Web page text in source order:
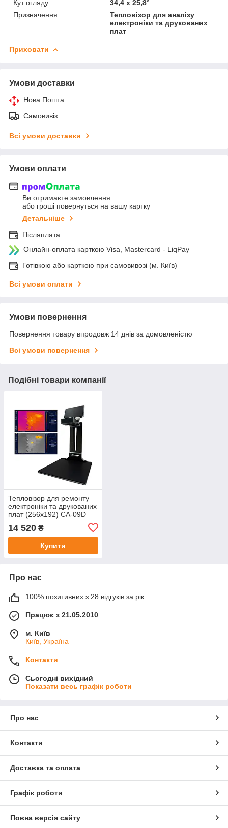
Кут огляду
34,4 х 25,8°
Призначення
Тепловізор для аналізу
електроніки та друкованих
плат
Приховати
Умови доставки
Нова Пошта
Самовивіз
Всі умови доставки
Умови оплати
Ви отримаєте замовлення
або гроші повернуться на вашу картку
Детальніше
Післяплата
Онлайн-оплата карткою Visa, Mastercard - LiqPay
Готівкою або карткою при самовивозі (м. Київ)
Всі умови оплати
Умови повернення
Повернення товару впродовж 14 днів за домовленістю
Всі умови повернення
Подібні товари компанії
Тепловізор для ремонту
електроніки та друкованих
плат (256x192) CA-09D
14 520 ₴
Купити
Про нас
100% позитивних з 28 відгуків за рік
Працює з 21.05.2010
м. Київ
Київ, Україна
Контакти
Сьогодні вихідний
Показати весь графік роботи
Про нас
Контакти
Доставка та оплата
Графік роботи
Повна версія сайту